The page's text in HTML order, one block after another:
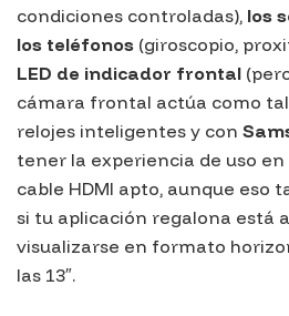
condiciones controladas), los
los teléfonos (giroscopio,
LED de indicador frontal
cámara frontal actúa como
relojes inteligentes y con
tener la experiencia de uso
cable HDMI apto, aunque eso
si tu aplicación regalona está
visualizarse en formato
las 13″.